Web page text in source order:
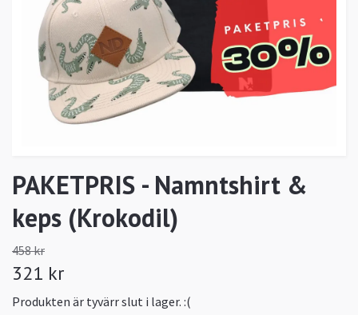
PAKETPRIS - Namntshirt &
keps (Krokodil)
458 kr
321 kr
Produkten är tyvärr slut i lager. :(